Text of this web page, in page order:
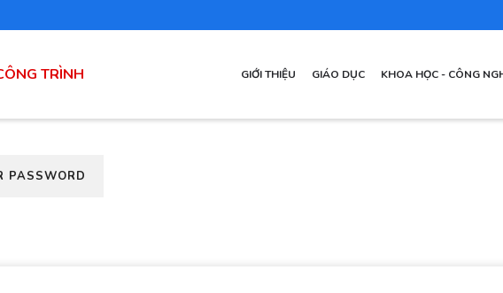
TRÌNH MAIN
NAVIGATION
GIỚI THIỆU GIÁO DỤC KHOA HỌC - CÔNG
PASSWORD